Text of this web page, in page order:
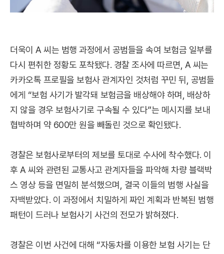
더욱이 A 씨는 범행 과정에서 공범들을 속여 보험금 일부를
다시 편취한 정황도 포착됐다. 경찰 조사에 따르면, A 씨는
카카오톡 프로필을 보험사 관계자인 것처럼 꾸민 뒤, 공범들
에게 “보험 사기가 발각돼 보험금을 배상해야 하며, 배상하
지 않을 경우 보험사기로 구속될 수 있다”는 메시지를 보내
협박하며 약 600만 원을 빼돌린 것으로 확인됐다.
경찰은 보험사로부터의 제보를 토대로 수사에 착수했다. 이
후 A 씨와 관련된 교통사고 관계자들을 파악해 차량 블랙박
스 영상 등을 면밀히 분석했으며, 결국 이들의 범행 사실을
자백받았다. 이 과정에서 치밀하게 짜인 계획과 반복된 범행
패턴이 드러나 보험사기 사건의 전모가 밝혀졌다.
경찰은 이번 사건에 대해 “자동차를 이용한 보험 사기는 단